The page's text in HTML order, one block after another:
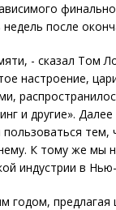
после
- сказал Том
настроение,
и другие».
К тому же мы
индустрии в
годом,